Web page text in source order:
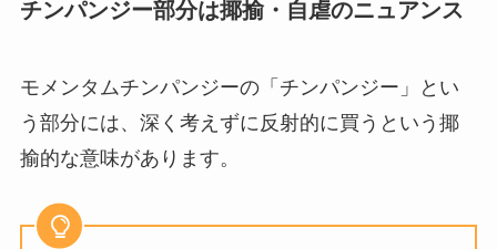
チンパンジー部分は揶揄・自虐のニュアンス
モメンタムチンパンジーの「チンパンジー」とい
う部分には、深く考えずに反射的に買うという揶
揄的な意味があります。